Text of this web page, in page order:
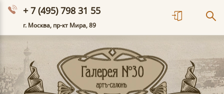
+ 7 (495) 798 31 55
г. Москва, пр-кт Мира, 89